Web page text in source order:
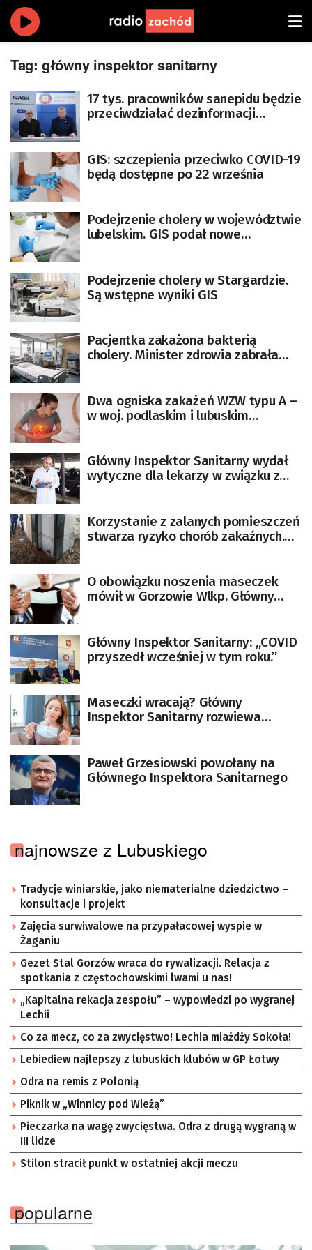
Tag: główny inspektor sanitarny
17 tys. pracowników sanepidu będzie
przeciwdziałać dezinformacji
GIS: szczepienia przeciwko COVID-19
będą dostępne po 22 września
Podejrzenie cholery w województwie
lubelskim. GIS podał nowe
Podejrzenie cholery w Stargardzie.
Są wstępne wyniki GIS
Pacjentka zakażona bakterią
cholery. Minister zdrowia zabrała
Dwa ogniska zakażeń WZW typu A –
w woj. podlaskim i lubuskim
Główny Inspektor Sanitarny wydał
wytyczne dla lekarzy w związku z
Korzystanie z zalanych pomieszczeń
stwarza ryzyko chorób zakaźnych.
O obowiązku noszenia maseczek
mówił w Gorzowie Wlkp. Główny
Główny Inspektor Sanitarny: „COVID
przyszedł wcześniej w tym roku.”
Maseczki wracają? Główny
Inspektor Sanitarny rozwiewa
Paweł Grzesiowski powołany na
Głównego Inspektora Sanitarnego
najnowsze z Lubuskiego
Tradycje winiarskie, jako niematerialne dziedzictwo –
konsultacje i projekt
Zajęcia surwiwalowe na przypałacowej wyspie w
Żaganiu
Gezet Stal Gorzów wraca do rywalizacji. Relacja z
spotkania z częstochowskimi lwami u nas!
„Kapitalna rekacja zespołu” – wypowiedzi po wygranej
Lechii
Co za mecz, co za zwycięstwo! Lechia miażdży Sokoła!
Lebiediew najlepszy z lubuskich klubów w GP Łotwy
Odra na remis z Polonią
Piknik w „Winnicy pod Wieżą”
Pieczarka na wagę zwycięstwa. Odra z drugą wygraną w
III lidze
Stilon stracił punkt w ostatniej akcji meczu
popularne